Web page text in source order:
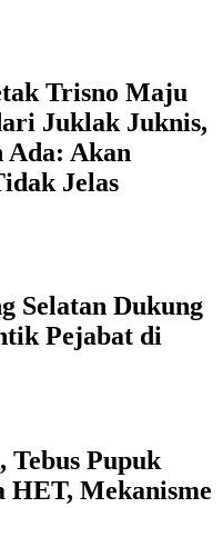
Trisno Maju
Juklak Juknis,
Ada: Akan
Jelas
Selatan Dukung
Pejabat di
Tebus Pupuk
HET, Mekanisme